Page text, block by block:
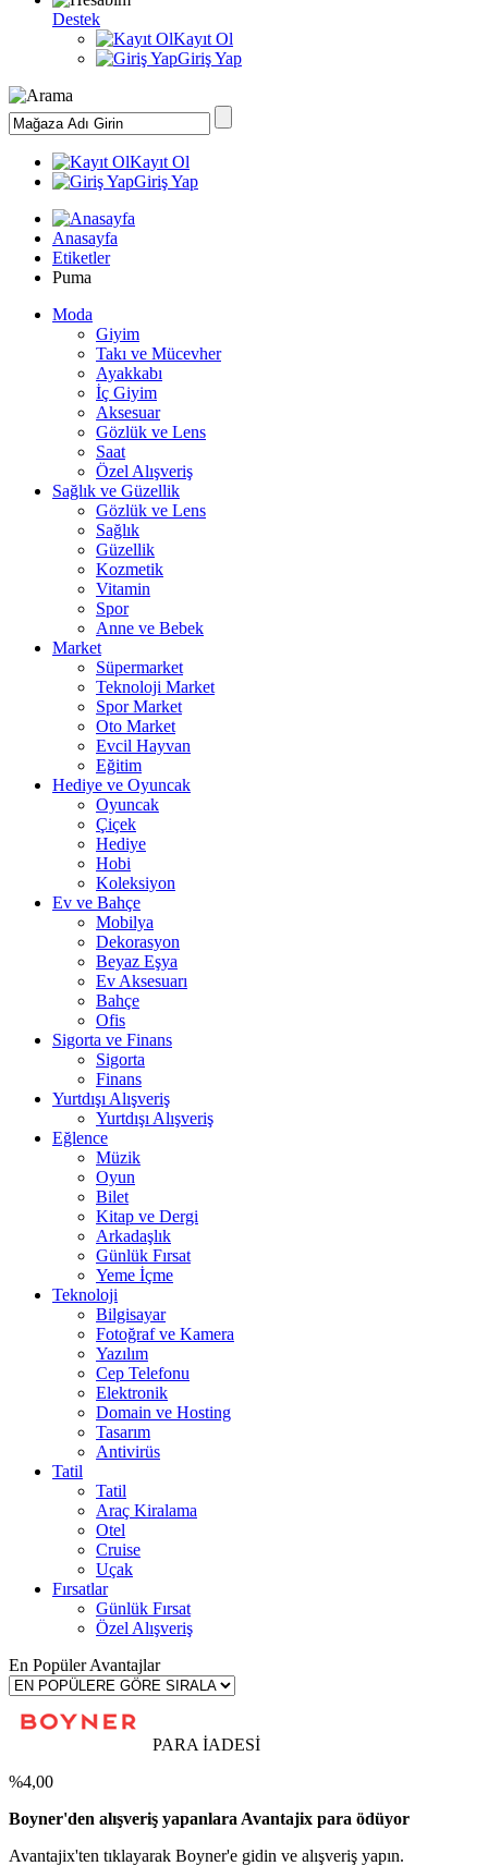
Destek
Kayıt Ol
Giriş Yap
Kayıt Ol
Giriş Yap
Anasayfa
Etiketler
Puma
Moda
Giyim
Takı ve Mücevher
Ayakkabı
İç Giyim
Aksesuar
Gözlük ve Lens
Saat
Özel Alışveriş
Sağlık ve Güzellik
Gözlük ve Lens
Sağlık
Güzellik
Kozmetik
Vitamin
Spor
Anne ve Bebek
Market
Süpermarket
Teknoloji Market
Spor Market
Oto Market
Evcil Hayvan
Eğitim
Hediye ve Oyuncak
Oyuncak
Çiçek
Hediye
Hobi
Koleksiyon
Ev ve Bahçe
Mobilya
Dekorasyon
Beyaz Eşya
Ev Aksesuarı
Bahçe
Ofis
Sigorta ve Finans
Sigorta
Finans
Yurtdışı Alışveriş
Yurtdışı Alışveriş
Eğlence
Müzik
Oyun
Bilet
Kitap ve Dergi
Arkadaşlık
Günlük Fırsat
Yeme İçme
Teknoloji
Bilgisayar
Fotoğraf ve Kamera
Yazılım
Cep Telefonu
Elektronik
Domain ve Hosting
Tasarım
Antivirüs
Tatil
Tatil
Araç Kiralama
Otel
Cruise
Uçak
Fırsatlar
Günlük Fırsat
Özel Alışveriş
En Popüler Avantajlar
PARA İADESİ
%4,00
Boyner'den alışveriş yapanlara Avantajix para ödüyor
Avantajix'ten tıklayarak Boyner'e gidin ve alışveriş yapın.